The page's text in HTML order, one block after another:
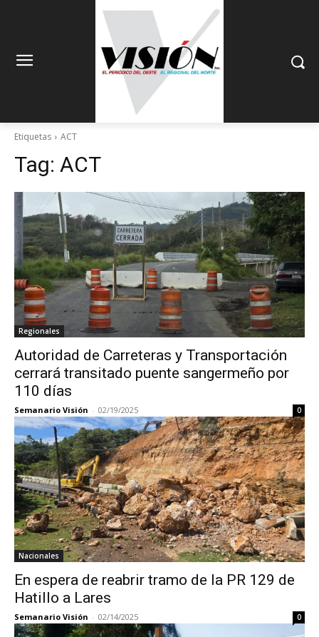
Etiquetas ACT
Tag: ACT
Regionales
Autoridad de Carreteras y Transportación
cerrará transitado puente sangermeño por
110 días
Semanario Visión - 02/19/2025 0
Nacionales
En espera de reabrir tramo de la PR 129 de
Hatillo a Lares
Semanario Visión - 02/14/2025 0